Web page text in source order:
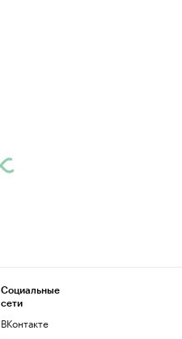
Социальные
сети
ВКонтакте